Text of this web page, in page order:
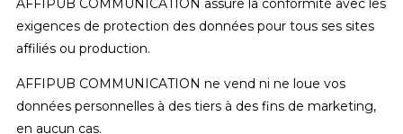
AFFIPUB COMMUNICATION assure la conformité avec les
exigences de protection des données pour tous ses sites
affiliés ou production.
AFFIPUB COMMUNICATION ne vend ni ne loue vos
données personnelles à des tiers à des fins de marketing,
en aucun cas.